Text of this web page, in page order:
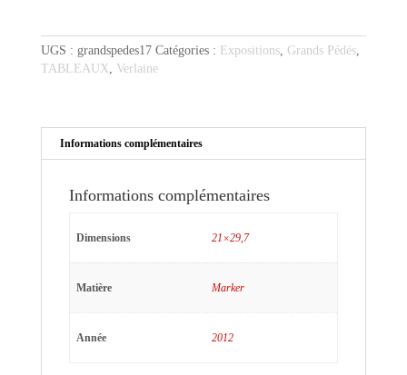
l'écharpe
UGS : grandspedes17 Catégories : Expositions, Grands Pédés,
TABLEAUX, Verlaine
Informations complémentaires
Informations complémentaires
Dimensions 21×29,7
Matière Marker
Année 2012